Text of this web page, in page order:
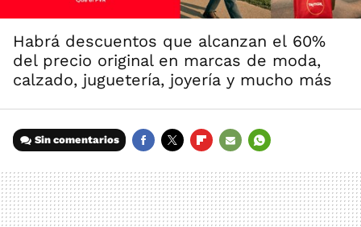
Habrá descuentos que alcanzan el 60%
del precio original en marcas de moda,
calzado, juguetería, joyería y mucho más
Sin comentarios
MAIL